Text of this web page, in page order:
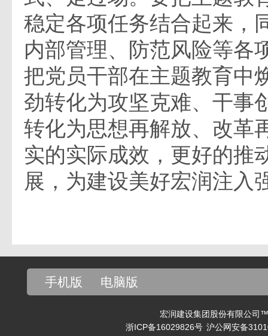
稳定各项任务结合起来，
内部管理、防范风险等各
把党员干部在主题教育中
劲转化为攻坚克难、干事
转化为思想再解放、改革
实的实际成效，更好的推
展，为建设美好宏润注入
手机版 电脑版
宏润建设集团股份有限公司
浙ICP备16029826号 沪公网安备